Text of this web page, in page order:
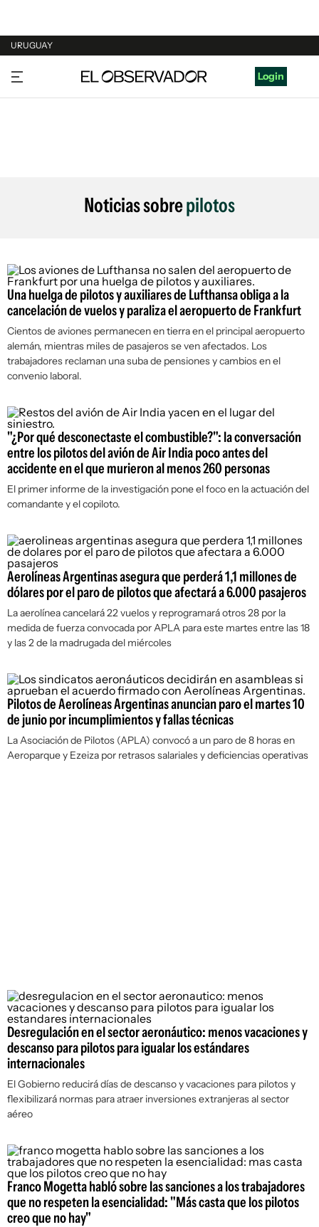
URUGUAY
URUGUAY
ARGENTINA
Login
Noticias sobrepilotos
Una huelga de pilotos y auxiliares de Lufthansa obliga a la
cancelación de vuelos y paraliza el aeropuerto de Frankfurt
Cientos de aviones permanecen en tierra en el principal aeropuerto
alemán, mientras miles de pasajeros se ven afectados. Los
trabajadores reclaman una suba de pensiones y cambios en el
convenio laboral.
"¿Por qué desconectaste el combustible?": la conversación
entre los pilotos del avión de Air India poco antes del
accidente en el que murieron al menos 260 personas
El primer informe de la investigación pone el foco en la actuación del
comandante y el copiloto.
Aerolíneas Argentinas asegura que perderá 1,1 millones de
dólares por el paro de pilotos que afectará a 6.000 pasajeros
La aerolínea cancelará 22 vuelos y reprogramará otros 28 por la
medida de fuerza convocada por APLA para este martes entre las 18
y las 2 de la madrugada del miércoles
Pilotos de Aerolíneas Argentinas anuncian paro el martes 10
de junio por incumplimientos y fallas técnicas
La Asociación de Pilotos (APLA) convocó a un paro de 8 horas en
Aeroparque y Ezeiza por retrasos salariales y deficiencias operativas
Desregulación en el sector aeronáutico: menos vacaciones y
descanso para pilotos para igualar los estándares
internacionales
El Gobierno reducirá días de descanso y vacaciones para pilotos y
flexibilizará normas para atraer inversiones extranjeras al sector
aéreo
Franco Mogetta habló sobre las sanciones a los trabajadores
que no respeten la esencialidad: "Más casta que los pilotos
creo que no hay"